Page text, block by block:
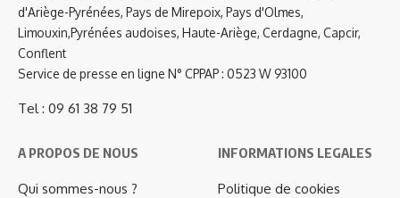
d'Ariège-Pyrénées, Pays de Mirepoix, Pays d'Olmes,
Limouxin,Pyrénées audoises, Haute-Ariège, Cerdagne, Capcir,
Conflent
Service de presse en ligne N° CPPAP : 0523 W 93100
Tel : 09 61 38 79 51
A PROPOS DE NOUS
Qui sommes-nous ?
INFORMATIONS LEGALES
Politique de cookies